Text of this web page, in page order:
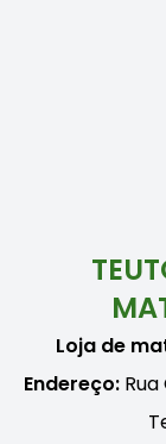
Loja de
Endereço:Rua